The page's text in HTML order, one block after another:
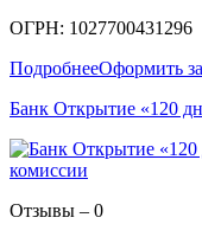
ОГРН: 1027700431296
ПодробнееОформить
Банк Открытие «120
комиссии
Отзывы – 0